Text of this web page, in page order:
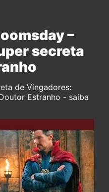
–
secreta
de Vingadores:
Estranho - saiba